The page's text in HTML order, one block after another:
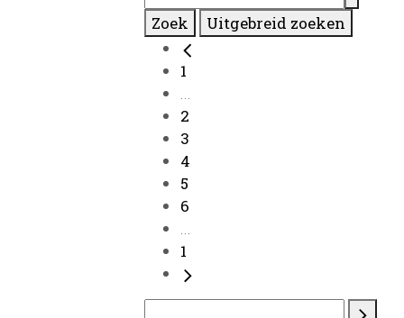
Zoek Uitgebreid zoeken
1
...
2
3
4
5
6
...
1